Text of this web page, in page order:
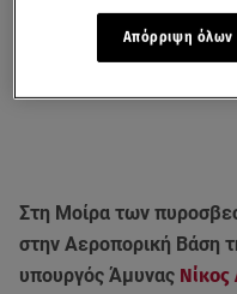
Στη Μοίρα των
στην Αεροπορική Βάση
υπουργός Άμυνας Νίκος
Απόρριψη όλων